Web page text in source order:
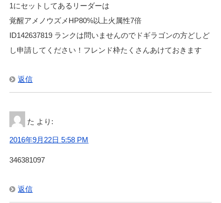
1にセットしてあるリーダーは
覚醒アメノウズメHP80%以上火属性7倍
ID142637819 ランクは問いませんのでドギラゴンの方どしど
し申請してください！フレンド枠たくさんあけておきます
返信
た より:
2016年9月22日 5:58 PM
346381097
返信